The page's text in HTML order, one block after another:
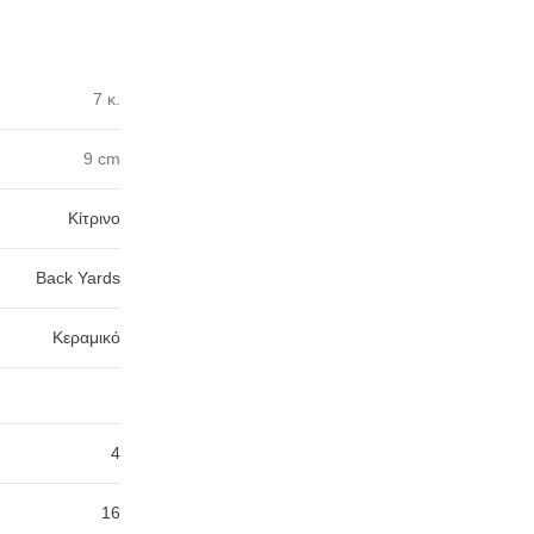
7 κ.
9 cm
Κίτρινο
Back Yards
Κεραμικό
4
16